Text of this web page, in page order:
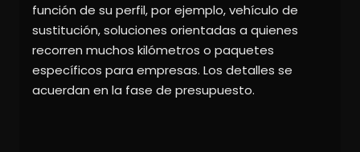
función de su perfil, por ejemplo, vehículo de
sustitución, soluciones orientadas a quienes
recorren muchos kilómetros o paquetes
específicos para empresas. Los detalles se
acuerdan en la fase de presupuesto.